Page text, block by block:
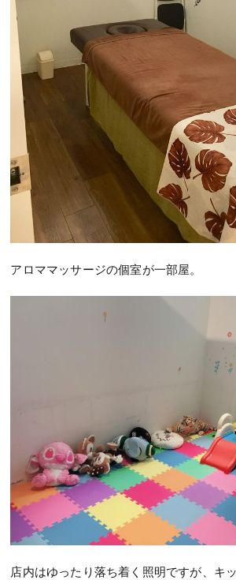
アロママッサージの個室が一部屋。
店内はゆったり落ち着く照明ですが、キ